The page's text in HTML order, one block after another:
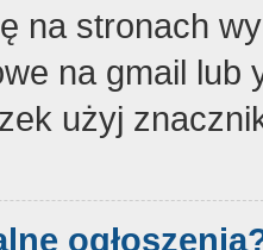
na stronach
na gmail lub
użyj